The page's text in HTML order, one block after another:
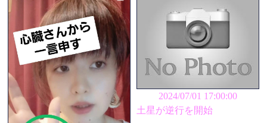
2024/07/01 17:00:00
土星が逆行を開始